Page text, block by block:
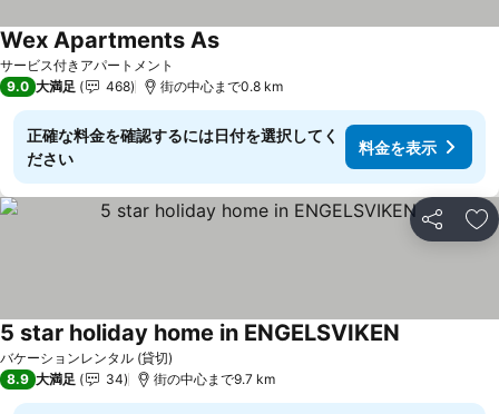
サービス付きアパートメント
Wex Apartments As
9.0 大満足 468 街の中心まで0.8 km
正確な料金を確認するには日付を選択してく
ださい
料金を表示
シェア お
バケーションレンタル (貸切)
5 star holiday home in ENGELSVIKEN
8.9 大満足 34 街の中心まで9.7 km